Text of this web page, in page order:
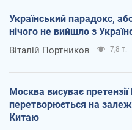
Український парадокс,
нічого не вийшло з
Віталій Портников 7,8 т.
Москва висуває
перетворюється на
Китаю